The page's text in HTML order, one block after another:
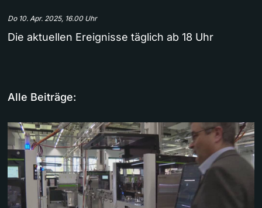
Do 10. Apr. 2025, 16.00 Uhr
Die aktuellen Ereignisse täglich ab 18 Uhr
Alle Beiträge: